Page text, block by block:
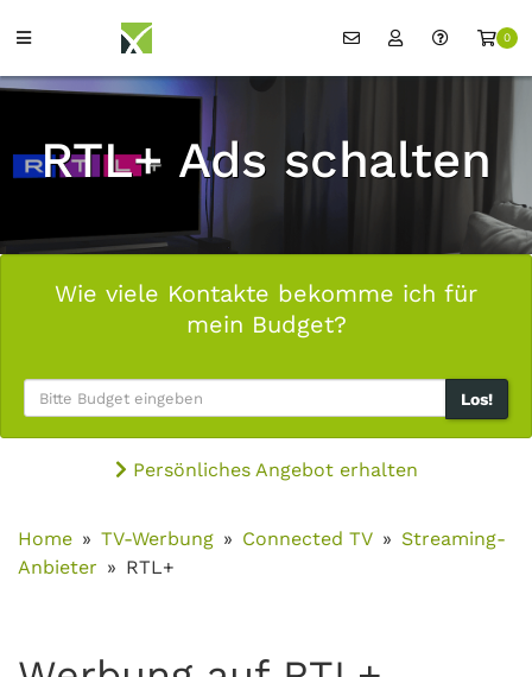
0
RTL+ Ads schalten
Wie viele Kontakte bekomme ich für
mein Budget?
Los!
Persönliches Angebot erhalten
Home TV-Werbung Connected TV
Streaming-
Anbieter
RTL+